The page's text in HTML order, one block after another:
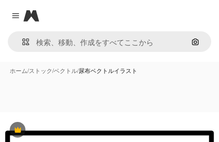
Close menu
Magnific
画像で
ホーム/ストック/ベクトル/尿布ベクトルイラスト
Premium